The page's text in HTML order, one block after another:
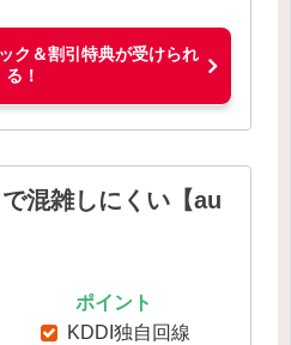
ク＆割引特典が受けられ
る！
混雑しにくい【au
ポイント
KDDI独自回線